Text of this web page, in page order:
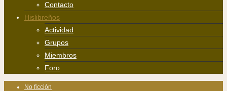
Contacto
Hislibreños
Actividad
Grupos
Miembros
Foro
No ficción